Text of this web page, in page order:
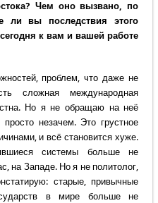
Чем оно вызвано, по
ли вы последствия этого
к вам и вашей работе
проблем, что даже не
сложная международная
Но я не обращаю на неё
незачем. Это грустное
и всё становится хуже.
системы больше не
на Западе. Но я не политолог,
старые, привычные
в мире больше не